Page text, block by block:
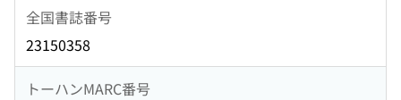
全国書誌番号
23150358
トーハンMARC番号